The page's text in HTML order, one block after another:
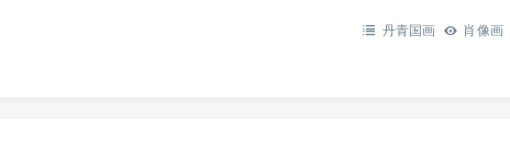
肖像画
丹青国画